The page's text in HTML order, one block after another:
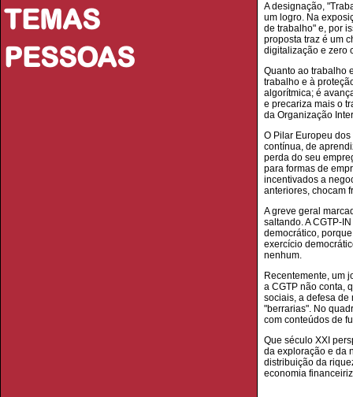
TEMAS
PESSOAS
A designação,
um logro. Na
de trabalho" e, por
proposta traz é um
digitalização e zero
Quanto ao trabalho
trabalho e à
algorítmica; é
e precariza mais o
da Organização
O Pilar Europeu
contínua, de
perda do seu
para formas de
incentivados a
anteriores, chocam
A greve geral
saltando. A CGTP-
democrático,
exercício
nenhum.
Recentemente, um
a CGTP não conta,
sociais, a defesa de
"berrarias". No
com conteúdos de
Que século XXI
da exploração e da
distribuição da
economia